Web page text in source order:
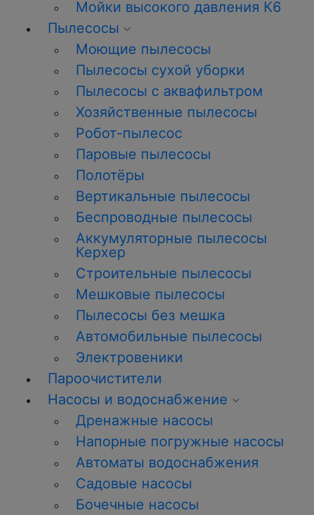
Мойки высокого давления К6
Пылесосы
Моющие пылесосы
Пылесосы сухой уборки
Пылесосы с аквафильтром
Хозяйственные пылесосы
Робот-пылесос
Паровые пылесосы
Полотёры
Вертикальные пылесосы
Беспроводные пылесосы
Аккумуляторные пылесосы
Керхер
Строительные пылесосы
Мешковые пылесосы
Пылесосы без мешка
Автомобильные пылесосы
Электровеники
Пароочистители
Насосы и водоснабжение
Дренажные насосы
Напорные погружные насосы
Автоматы водоснабжения
Садовые насосы
Бочечные насосы